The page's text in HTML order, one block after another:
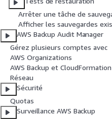
Arrêter une tâche de
Afficher les sauvegardes
AWS Backup Audit Manager
Gérez plusieurs comptes avec
AWS Organizations
AWS Backup et CloudFormation
Réseau
Sécurité
Quotas
Surveillance AWS Backup